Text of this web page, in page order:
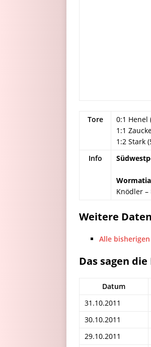
Tore
0:1 Henel
1:1
1:2 Stark
Info
Knödler –
Weitere Daten
Alle
Das sagen
Datum
31.10.2011
30.10.2011
29.10.2011